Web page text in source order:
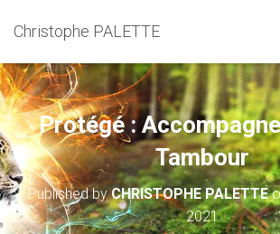
Christophe PALETTE
Protégé :
Tambour
Published byCHRISTOPHE PALETTE
2021